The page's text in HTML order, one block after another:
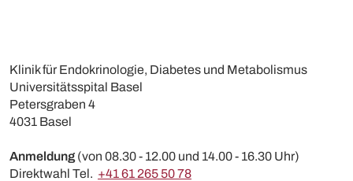
Klinik für Endokrinologie, Diabetes und Metabolismus
Universitätsspital Basel
Petersgraben 4
4031 Basel
Anmeldung (von 08.30 - 12.00 und 14.00 - 16.30 Uhr)
Direktwahl Tel. +41 61 265 50 78